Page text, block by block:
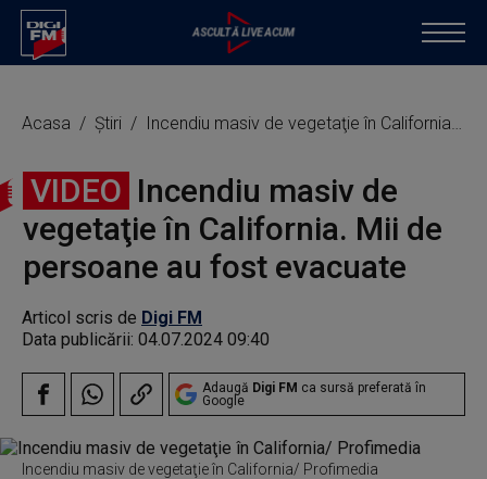
Acasa Știri Incendiu masiv de vegetaţie în California. Mii de persoane au fost evacuate
VIDEO Incendiu masiv de
vegetaţie în California. Mii de
persoane au fost evacuate
Articol scris de Digi FM
Data publicării: 04.07.2024 09:40
Adaugă Digi FM ca sursă preferată în
Google
Incendiu masiv de vegetaţie în California/ Profimedia